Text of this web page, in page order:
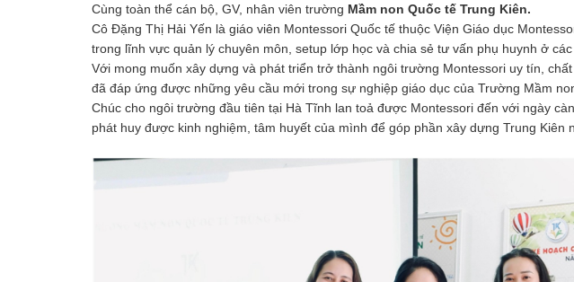
Cùng toàn thể cán bộ, GV, nhân viên trường Mầm non Quốc tế Trung Kiên.
Cô Đặng Thị Hải Yến là giáo viên Montessori Quốc tế thuộc Viện Giáo dục
trong lĩnh vực quản lý chuyên môn, setup lớp học và chia sẻ tư vấn phụ huynh ở
Với mong muốn xây dựng và phát triển trở thành ngôi trường Montessori uy tín,
đã đáp ứng được những yêu cầu mới trong sự nghiệp giáo dục của Trường Mầm
Chúc cho ngôi trường đầu tiên tại Hà Tĩnh lan toả được Montessori đến với ngày
phát huy được kinh nghiệm, tâm huyết của mình để góp phần xây dựng Trung Kiên